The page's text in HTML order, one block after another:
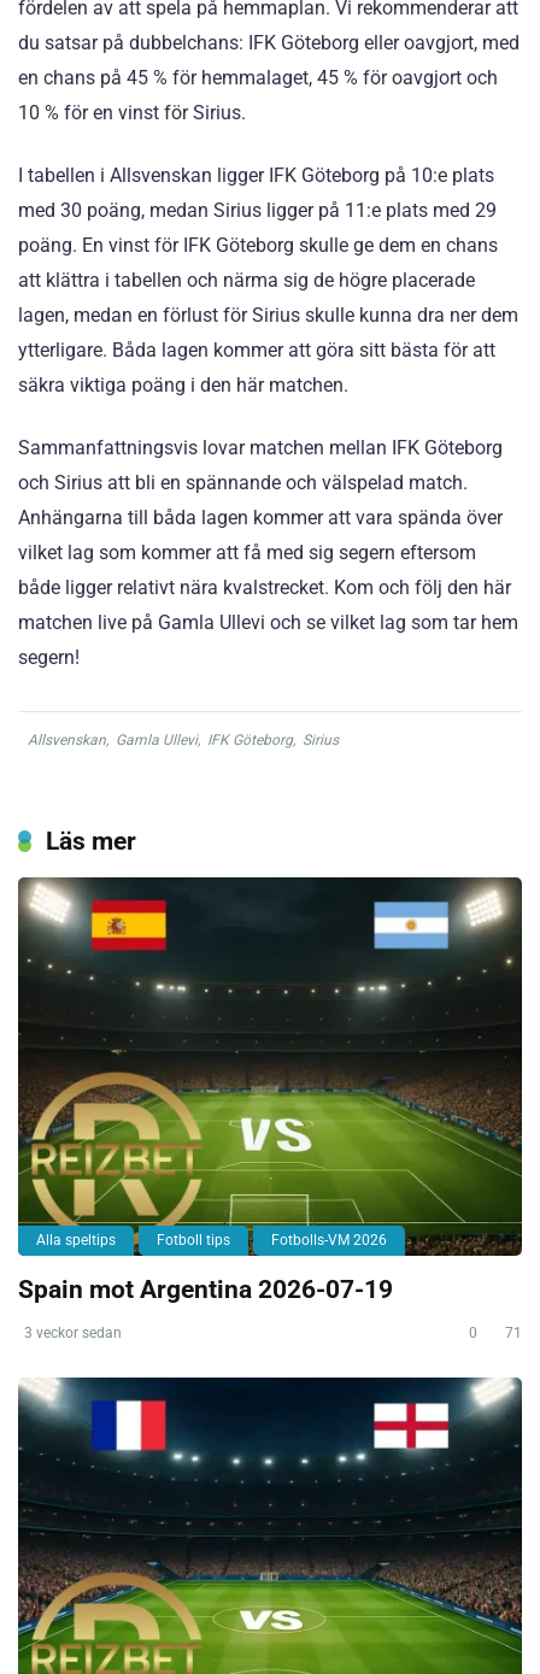
fördelen av att spela på hemmaplan. Vi rekommenderar att
du satsar på dubbelchans: IFK Göteborg eller oavgjort, med
en chans på 45 % för hemmalaget, 45 % för oavgjort och
10 % för en vinst för Sirius.
I tabellen i Allsvenskan ligger IFK Göteborg på 10:e plats
med 30 poäng, medan Sirius ligger på 11:e plats med 29
poäng. En vinst för IFK Göteborg skulle ge dem en chans
att klättra i tabellen och närma sig de högre placerade
lagen, medan en förlust för Sirius skulle kunna dra ner dem
ytterligare. Båda lagen kommer att göra sitt bästa för att
säkra viktiga poäng i den här matchen.
Sammanfattningsvis lovar matchen mellan IFK Göteborg
och Sirius att bli en spännande och välspelad match.
Anhängarna till båda lagen kommer att vara spända över
vilket lag som kommer att få med sig segern eftersom
både ligger relativt nära kvalstrecket. Kom och följ den här
matchen live på Gamla Ullevi och se vilket lag som tar hem
segern!
Allsvenskan, Gamla Ullevi, IFK Göteborg, Sirius
Läs mer
Alla speltips Fotboll tips Fotbolls-VM 2026
Spain mot Argentina 2026-07-19
3 veckor sedan 0 71